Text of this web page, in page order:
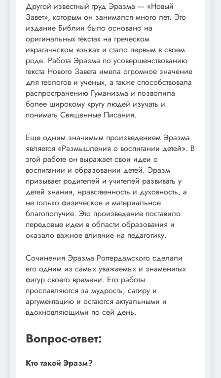
Другой известный труд Эразма — «Новый
Завет», которым он занимался много лет. Это
издание Библии было основано на
оригинальных текстах на греческом
иврагачнском языках и стало первым в своем
роде. Работа Эразма по усовершенствованию
текста Нового Завета имела огромное значение
для теологов и ученых, а также способствовала
распространению Гуманизма и позволила
более широкому кругу людей изучать и
понимать Священные Писания.
Еще одним значимым произведением Эразма
является «Размышления о воспитании детей». В
этой работе он выражает свои идеи о
воспитании и образовании детей. Эразм
призывает родителей и учителей развивать у
детей знания, нравственность и духовность, а
не только физическое и материальное
благополучие. Это произведение поставило
передовые идеи в области образования и
оказало важное влияние на педагогику.
Сочинения Эразма Роттердамского сделали
его одним из самых уважаемых и знаменитых
фигур своего времени. Его работы
прославляются за мудрость, сатиру и
аргументацию и остаются актуальными и
вдохновляющими по сей день.
Вопрос-ответ:
Кто такой Эразм?